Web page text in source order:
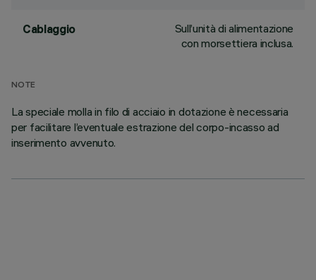
Cablaggio
Sull’unità di alimentazione
con morsettiera inclusa.
NOTE
La speciale molla in filo di acciaio in dotazione è necessaria
per facilitare l’eventuale estrazione del corpo-incasso ad
inserimento avvenuto.